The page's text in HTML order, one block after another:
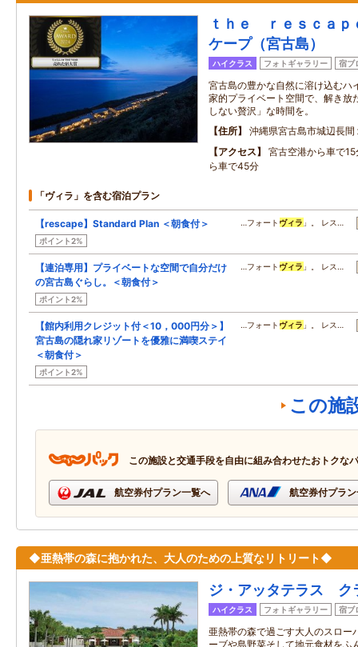
ｔｈｅ ｒｅｓｃａ
ケープ（宮古島）
ハイクラス フォトギャラリー 宿ブ
宮古島の豊かな自然に溶け込むハ
家的プライベート空間で、解き放
しない贅沢」な時間を。
住所
沖縄県宮古島市城辺長間
アクセス
宮古空港から車で
ら車で45分
「ヴィラ」を含む宿泊プラン
【rescape】Standard Plan ＜朝食付＞
ポイント2%
…フォート ヴィラ 」。 レス…
【連泊専用】プライベートな空間で自分だけ
の宮古島ぐらし。＜朝食付＞
ポイント2%
…フォート ヴィラ 」。 レス…
【館内利用クレジット付＜10，000円分＞】
宮古島の隠れ家リゾートを優雅に満喫ステイ
＜朝食付＞
ポイント2%
…フォート ヴィラ 」。 レス…
この施
この施設と交通手段を自由に組み合わせたおトクな
航空券付プラン一覧へ 航空券付プラ
◆亜熱帯の森に抱かれた、大人のための上質なリトリート◆
ジ・アッタテラス ク
ハイクラス フォトギャラリー 宿ブ
亜熱帯の森で過ごす大人のスロー
ーブや島野菜そして地元食材をふ